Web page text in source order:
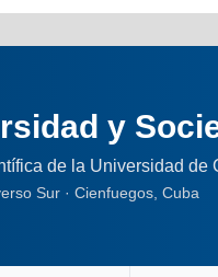
y
de la Universidad de
Sur · Cienfuegos, Cuba